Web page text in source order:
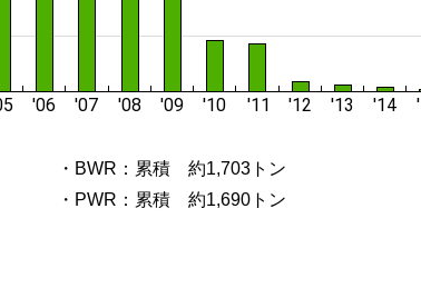
・BWR：累積 約1,703トン
・PWR：累積 約1,690トン